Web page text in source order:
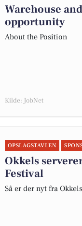
Warehouse
opportunity
About the Position
Kilde: JobNet
OPSLAGSTAVLEN
Okkels
Festival
Så er der nyt fra Okkels